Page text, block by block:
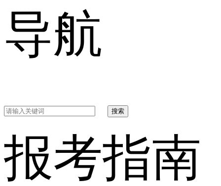
导航
搜索
报考指南